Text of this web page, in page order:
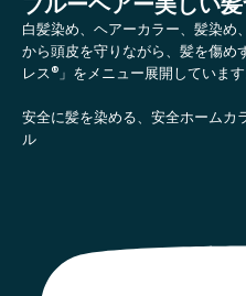
白髪染め、ヘアーカラー、髪染
から頭皮を守りながら、髪を傷
レス®」をメニュー展開しています
安全に髪を染める、安全ホームカ
ル